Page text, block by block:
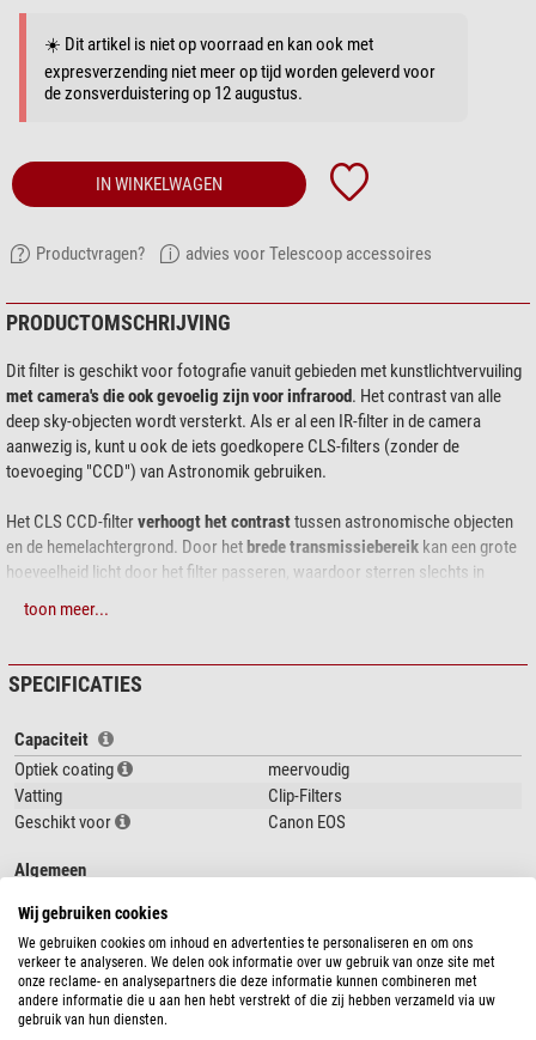
☀️ Dit artikel is niet op voorraad en kan ook met
expresverzending niet meer op tijd worden geleverd voor
de zonsverduistering op 12 augustus.
IN WINKELWAGEN
Productvragen? advies voor Telescoop accessoires
PRODUCTOMSCHRIJVING
Dit filter is geschikt voor fotografie vanuit gebieden met kunstlichtvervuiling
met camera's die ook gevoelig zijn voor infrarood. Het contrast van alle
deep sky-objecten wordt versterkt. Als er al een IR-filter in de camera
aanwezig is, kunt u ook de iets goedkopere CLS-filters (zonder de
toevoeging "CCD") van Astronomik gebruiken.
Het CLS CCD-filterverhoogt het contrasttussen astronomische objecten
en de hemelachtergrond. Door hetbrede transmissiebereik kan een grote
hoeveelheid licht door het filter passeren, waardoor sterren slechts in
mogelijk storend licht te blokkeren en zoveel mogelijk licht van de objecten
alle openingen met een openingsverhouding van 1:2 tot 1:15.
Het filter blokkeert de emissielijnen van laag- en hogedruklampen (kwik (Hg)
en natrium (Na)) en de lijnen van de airglow volledig.
emissielijnen van astronomische objectenen het spectrale bereik waarin
geïntegreerde IR-blokkeerlaag maakt gebruik met digitale camera's en
Tips en verdere gebruiksaanwijzingen
Als EOS-clipfilter is zelfs bij extreme lichtvervuiling fotograferen met DSLR-
camera's mogelijk zonder dat de kleurbalans wordt aangetast. Als 1,25" en
toon meer...
SPECIFICATIES
Capaciteit
Optiek coating
meervoudig
Vatting
Clip-Filters
Geschikt voor
Canon EOS
Algemeen
Type
Ontwerp
Breedband filters
Toepassing
Visueel bruikbaar
Wij gebruiken cookies
We gebruiken cookies om inhoud en advertenties te personaliseren en om ons
verkeer te analyseren. We delen ook informatie over uw gebruik van onze site met
onze reclame- en analysepartners die deze informatie kunnen combineren met
andere informatie die u aan hen hebt verstrekt of die zij hebben verzameld via uw
gebruik van hun diensten.